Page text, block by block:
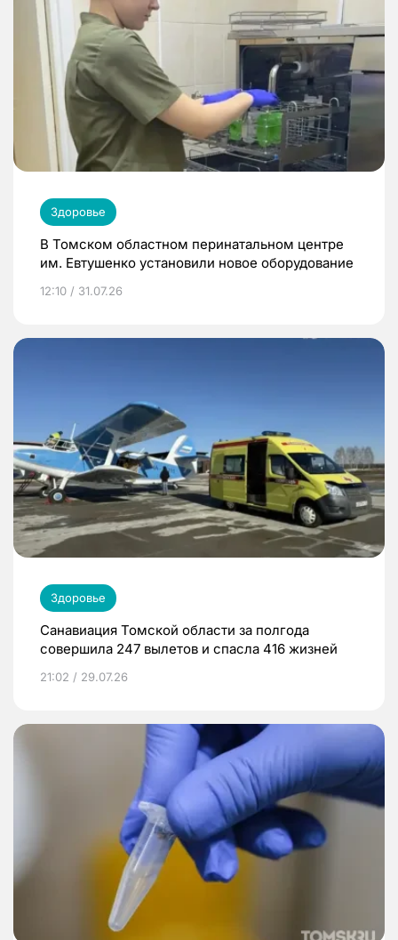
Здоровье
В Томском областном перинатальном центре
им. Евтушенко установили новое оборудование
12:10 / 31.07.26
Здоровье
Санавиация Томской области за полгода
совершила 247 вылетов и спасла 416 жизней
21:02 / 29.07.26